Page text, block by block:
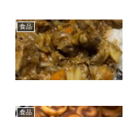
食品
食品